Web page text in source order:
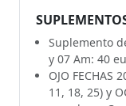
Suplemento
y 07 Am: 40
OJO FECHAS
11, 18, 25) y